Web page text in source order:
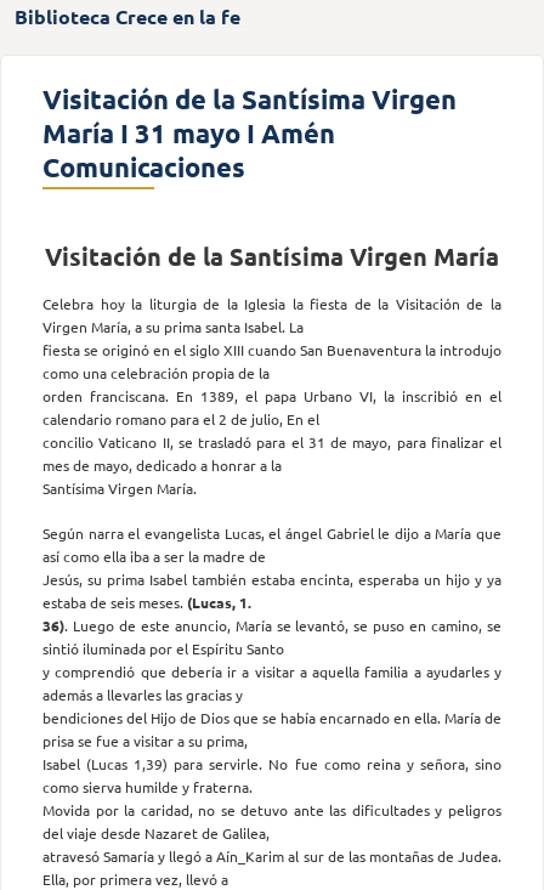
Biblioteca Crece en la fe
Visitación de la Santísima Virgen
María I 31 mayo I Amén
Comunicaciones
Visitación de la Santísima Virgen María
Celebra hoy la liturgia de la Iglesia la fiesta de la Visitación de la
Virgen María, a su prima santa Isabel. La
fiesta se originó en el siglo XIII cuando San Buenaventura la introdujo
como una celebración propia de la
orden franciscana. En 1389, el papa Urbano VI, la inscribió en el
calendario romano para el 2 de julio, En el
concilio Vaticano II, se trasladó para el 31 de mayo, para finalizar el
mes de mayo, dedicado a honrar a la
Santísima Virgen María.
Según narra el evangelista Lucas, el ángel Gabriel le dijo a María que
así como ella iba a ser la madre de
Jesús, su prima Isabel también estaba encinta, esperaba un hijo y ya
estaba de seis meses.(Lucas, 1.
36). Luego de este anuncio, María se levantó, se puso en camino, se
sintió iluminada por el Espíritu Santo
y comprendió que debería ir a visitar a aquella familia a ayudarles y
además a llevarles las gracias y
bendiciones del Hijo de Dios que se había encarnado en ella. María de
prisa se fue a visitar a su prima,
Isabel (Lucas 1,39) para servirle. No fue como reina y señora, sino
como sierva humilde y fraterna.
Movida por la caridad, no se detuvo ante las dificultades y peligros
del viaje desde Nazaret de Galilea,
atravesó Samaría y llegó a Aín_Karim al sur de las montañas de Judea.
Ella, por primera vez, llevó a